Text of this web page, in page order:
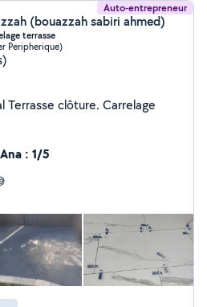
Auto-entrepreneur
(bouazzah sabiri ahmed)
terrasse
Peripherique)
: 1/5